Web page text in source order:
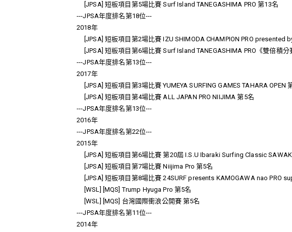
[JPSA] 短板項目第5場比賽 Surf Island TANEGASHIMA PRO 第13名
---JPSA年度排名第18位---
2018年
[JPSA] 短板項目第2場比賽 IZU SHIMODA CHAMPION PRO presented
[JPSA] 短板項目第6場比賽 Surf Island TANEGASHIMA PRO《雙倍積分
---JPSA年度排名第13位---
2017年
[JPSA] 短板項目第3場比賽 YUMEYA SURFING GAMES TAHARA OPEN
[JPSA] 短板項目第4場比賽 ALL JAPAN PRO NIIJIMA 第5名
---JPSA年度排名第13位---
2016年
---JPSA年度排名第22位---
2015年
[JPSA] 短板項目第6場比賽 第20屆 I.S.U Ibaraki Surfing Classic
[JPSA] 短板項目第7場比賽 Niijima Pro 第5名
[JPSA] 短板項目第8場比賽 24SURF presents KAMOGAWA nao PRO
[WSL] [MQS] Trump Hyuga Pro 第5名
[WSL] [MQS] 台灣國際衝浪公開賽 第5名
---JPSA年度排名第11位---
2014年